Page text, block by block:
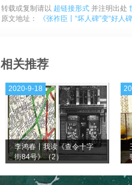
转载或复制请以 超链接形式 并注明出处
原文地址：
《张祚臣丨“坏人碑”变“好
相关推荐
李鸿春丨我读《查令十字
街84号》（2）
2020-9-18